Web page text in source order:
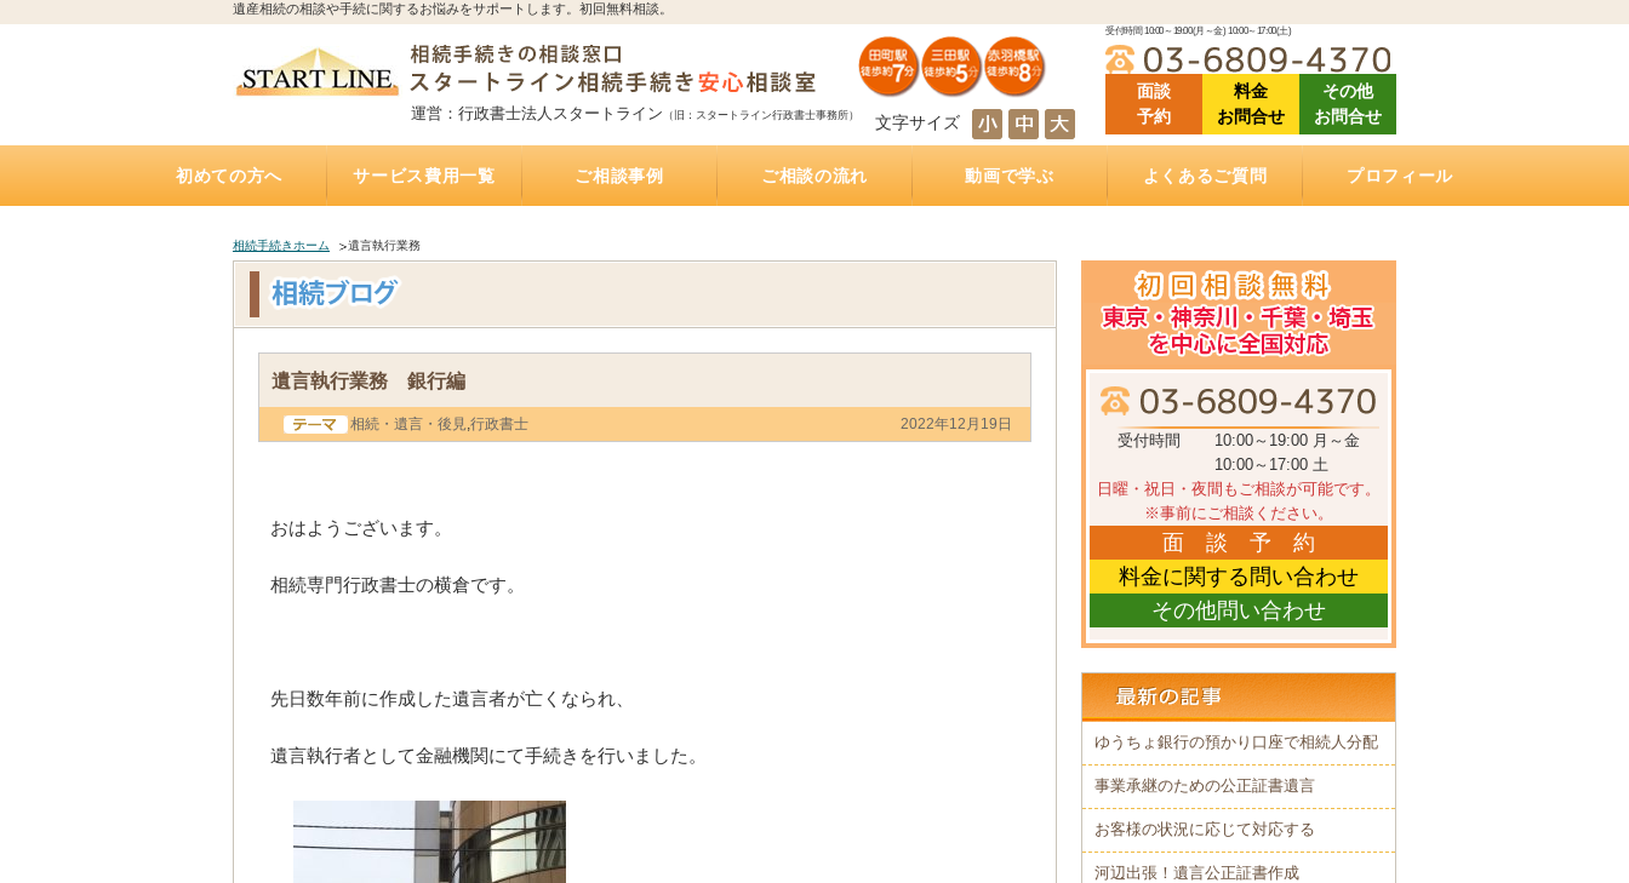
遺産相続の相談や手続に関するお悩みをサポートします。初回無料相談。
運営：行政書士法人スタートライン （旧：スタートライン行政書士事務所） 文字サイズ
受付時間 10:00～19:00(月～金) 10:00～17:00(土)
面談
予約
料金
お問合せ
その他
お問合せ
初めての方へ
ば？費用はいくら？（相続不動産・空家売却）
用は？（専門家が解説）
かかるの？（公正証書遺言）
理・売却を依頼すれば？費用は？
依頼すれば？費用は？
（全国対応）
サービス費用一覧 ご相談事例 ご相談の流れ 動画で学ぶ よくあるご質問 プロフィール
相続手続きホーム 遺言執行業務
遺言執行業務 銀行編
相続・遺言・後見,行政書士 2022年12月19日
おはようございます。
相続専門行政書士の横倉です。
先日数年前に作成した遺言者が亡くなられ、
遺言執行者として金融機関にて手続きを行いました。
受付時間
10:00～19:00 月～金
10:00～17:00 土
日曜・祝日・夜間もご相談が可能です。
※事前にご相談ください。
面 談 予 約
料金に関する問い合わせ
その他問い合わせ
ゆうちょ銀行の預かり口座で相続人分配
事業承継のための公正証書遺言
お客様の状況に応じて対応する
河辺出張！遺言公正証書作成